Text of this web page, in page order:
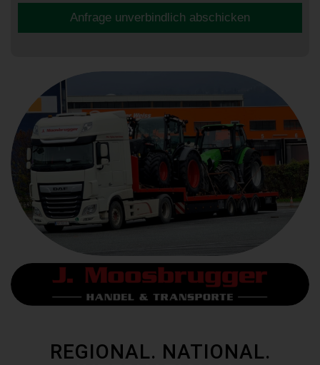
Anfrage unverbindlich abschicken
REGIONAL. NATIONAL.